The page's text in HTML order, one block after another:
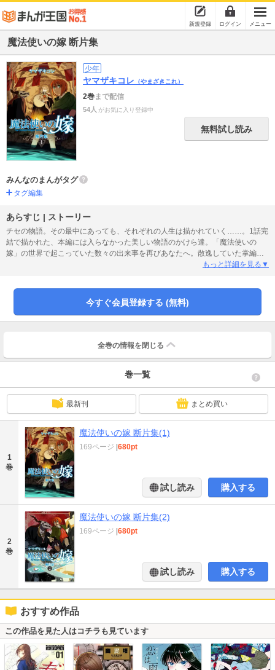
新規登録 ログイン メニュー
魔法使いの嫁 断片集
少年
ヤマザキコレ （やまざきこれ）
2巻まで配信
54人 がお気に入り登録中
無料試し読み
みんなのまんがタグ
タグ編集
あらすじ | ストーリー
チセの物語。その最中にあっても、それぞれの人生は描かれていく……。1話完
結で描かれた、本編には入らなかった美しい物語のかけら達。「魔法使いの
嫁」の世界で起こっていた数々の出来事を再びあなたへ。散逸していた掌編
もっと詳細を見る▼
今すぐ会員登録する (無料)
全巻の情報を 閉じる
巻一覧
最新刊 まとめ買い
1
巻
魔法使いの嫁 断片集(1)
169ページ 680pt
試し読み 購入する
2
巻
魔法使いの嫁 断片集(2)
169ページ 680pt
試し読み 購入する
おすすめ作品
この作品を見た人はコチラも見ています